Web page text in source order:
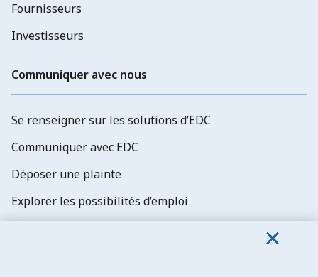
Fournisseurs
Investisseurs
Communiquer avec nous
Se renseigner sur les solutions d’EDC
Communiquer avec EDC
Déposer une plainte
Explorer les possibilités d’emploi